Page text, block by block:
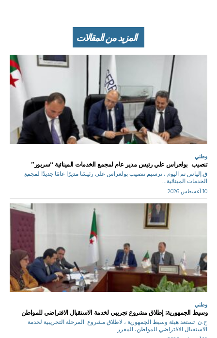
المزيد من المقالات
وطني
تنصيب بولعراس علي رئيس مدير عام لمجمع الخدمات المينائية “سربور”
ق.إلياس تم اليوم ، ترسيم تنصيب بولعراس علي رئيسًا مديرًا عامًا جديدًا لمجمع
الخدمات المينائية...
10 أغسطس 2026
وطني
وسيط الجمهورية: إطلاق مشروع تجريبي لخدمة الاستقبال الافتراضي للمواطن
ح.ن تستعد هيئة وسيط الجمهورية ، لاطلاق مشروع المرحلة التجريبية لخدمة
الاستقبال الافتراضي للمواطن، المقرر...